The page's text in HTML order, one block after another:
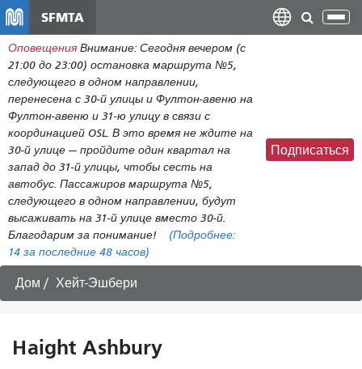
общему
содержанию
SFMTA
Оповещения Внимание: Сегодня вечером (с
21:00 до 23:00) остановка маршрута №5,
следующего в одном направлении,
перенесена с 30-й улицы и Фултон-авеню на
Фултон-авеню и 31-ю улицу в связи с
координацией OSL. В это время не ждите на
30-й улице — пройдите один квартал на
запад до 31-й улицы, чтобы сесть на
автобус. Пассажиров маршрута №5,
следующего в одном направлении, будут
высаживать на 31-й улице вместо 30-й.
Благодарим за понимание!
(Подробнее:
14 за последние 48 часов)
Подписаться
Дом Хейт-Эшбери
Haight Ashbury